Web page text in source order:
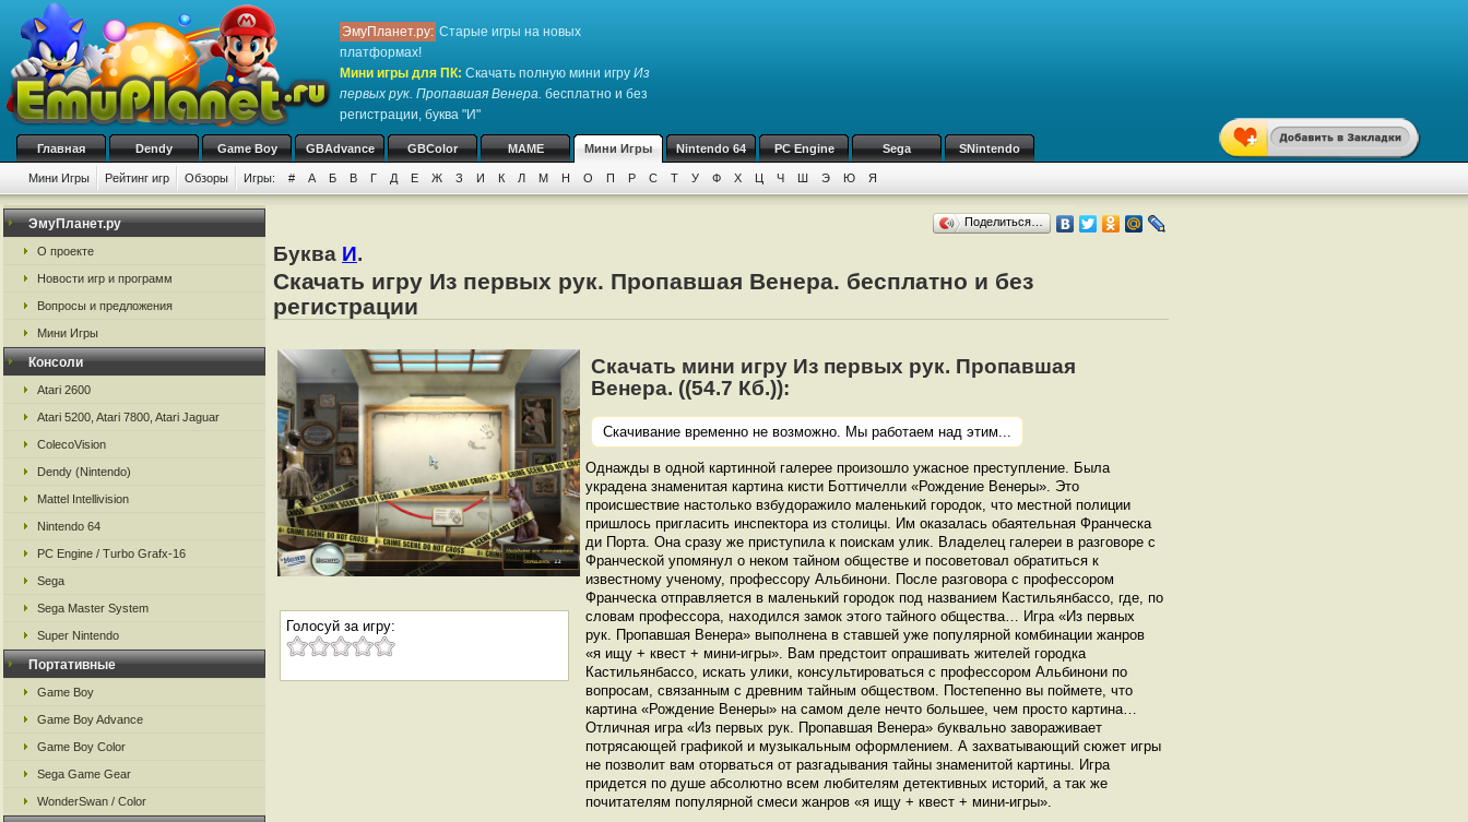
ЭмуПланет.ру: Старые игры на новых
платформах!
Мини игры для ПК: Скачать полную мини игру Из
первых рук. Пропавшая Венера. бесплатно и без
регистрации, буква "И"
Главная Dendy Game Boy GBAdvance GBColor MAME Мини Игры Nintendo 64 PC Engine Sega SNintendo
Мини Игры Рейтинг игр Обзоры Игры: # А Б В Г Д Е Ж З И К Л М Н О П Р С Т У Ф Х Ц Ч Ш Э Ю Я
ЭмуПланет.ру
О проекте
Новости игр и программ
Вопросы и предложения
Мини Игры
Консоли
Atari 2600
Atari 5200, Atari 7800, Atari Jaguar
ColecoVision
Dendy (Nintendo)
Mattel Intellivision
Nintendo 64
PC Engine / Turbo Grafx-16
Sega
Sega Master System
Super Nintendo
Портативные
Game Boy
Game Boy Advance
Game Boy Color
Sega Game Gear
WonderSwan / Color
Поделиться…
Буква И.
Скачать игру Из первых рук. Пропавшая Венера. бесплатно и без
регистрации
Голосуй за игру:
Скачать мини игру Из первых рук. Пропавшая
Венера. ((54.7 Кб.)):
Скачивание временно не возможно. Мы работаем над этим...
Однажды в одной картинной галерее произошло ужасное преступление. Была
украдена знаменитая картина кисти Боттичелли «Рождение Венеры». Это
происшествие настолько взбудоражило маленький городок, что местной полиции
пришлось пригласить инспектора из столицы. Им оказалась обаятельная Франческа
ди Порта. Она сразу же приступила к поискам улик. Владелец галереи в разговоре с
Франческой упомянул о неком тайном обществе и посоветовал обратиться к
известному ученому, профессору Альбинони. После разговора с профессором
Франческа отправляется в маленький городок под названием Кастильянбассо, где, по
словам профессора, находился замок этого тайного общества… Игра «Из первых
рук. Пропавшая Венера» выполнена в ставшей уже популярной комбинации жанров
«я ищу + квест + мини-игры». Вам предстоит опрашивать жителей городка
Кастильянбассо, искать улики, консультироваться с профессором Альбинони по
вопросам, связанным с древним тайным обществом. Постепенно вы поймете, что
картина «Рождение Венеры» на самом деле нечто большее, чем просто картина…
Отличная игра «Из первых рук. Пропавшая Венера» буквально завораживает
потрясающей графикой и музыкальным оформлением. А захватывающий сюжет игры
не позволит вам оторваться от разгадывания тайны знаменитой картины. Игра
придется по душе абсолютно всем любителям детективных историй, а так же
почитателям популярной смеси жанров «я ищу + квест + мини-игры».